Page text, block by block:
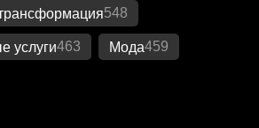
548
услуги463 Мода459